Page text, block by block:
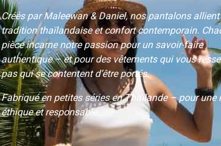
Créés par Maleewan & Daniel, nos pantalons allient
tradition thaïlandaise et confort contemporain.
pièce incarne notre passion pour un savoir-faire
authentique – et pour des vêtements qui vous
pas qui se contentent d’être portés.
Fabriqué en petites séries en Thaïlande – pour une
éthique et responsable.